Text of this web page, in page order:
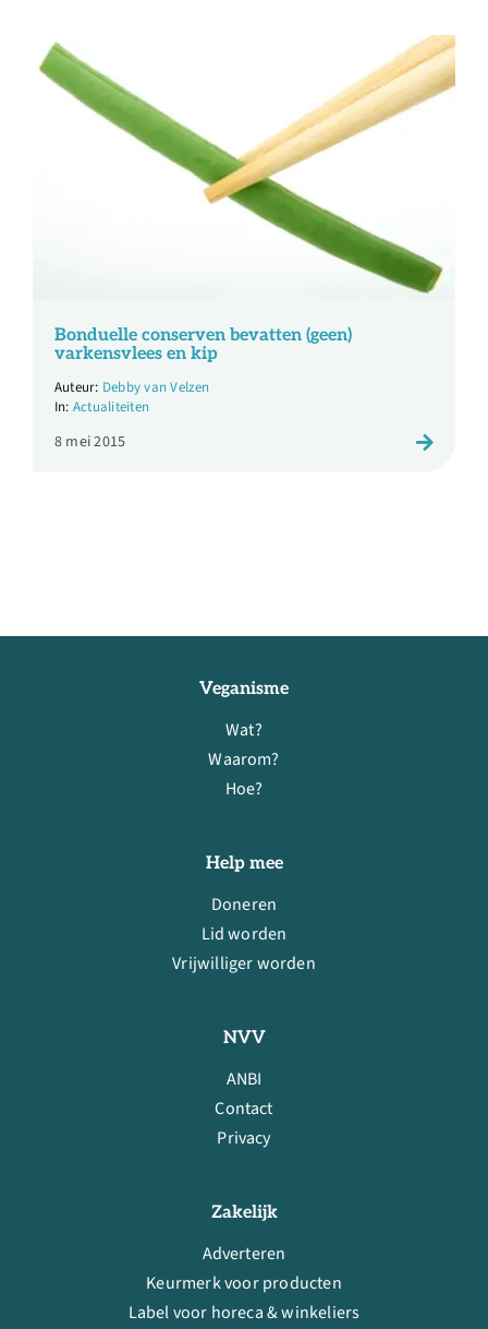
Bonduelle conserven bevatten (geen)
varkensvlees en kip
Debby van Velzen
Actualiteiten
8 mei 2015
Veganisme
Wat?
Waarom?
Hoe?
Help mee
Doneren
Lid worden
Vrijwilliger worden
NVV
ANBI
Contact
Privacy
Zakelijk
Adverteren
Keurmerk voor producten
Label voor horeca & winkeliers